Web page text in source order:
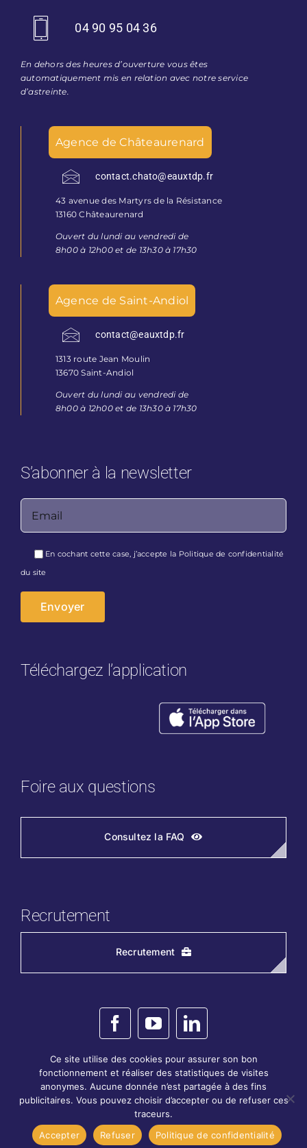
04 90 95 04 36
En dehors des heures d’ouverture vous êtes
automatiquement mis en relation avec notre service
d’astreinte.
Agence de Châteaurenard
contact.chato@eauxtdp.fr
43 avenue des Martyrs de la Résistance
13160 Châteaurenard
Ouvert du lundi au vendredi de
8h00 à 12h00 et de 13h30 à 17h30
Agence de Saint-Andiol
contact@eauxtdp.fr
1313 route Jean Moulin
13670 Saint-Andiol
Ouvert du lundi au vendredi de
8h00 à 12h00 et de 13h30 à 17h30
S’abonner à la newsletter
Veuillez laisser ce champ vide.
En cochant cette case, j’accepte la Politique de confidentialité
du site
Téléchargez l’application
Foire aux questions
Consultez la FAQ
Recrutement
Recrutement
© 2026 Régie des Eaux Terre de Provence
Politique de confidentialité
Accessibilité| Conception Agence 54
Ce site utilise des cookies pour assurer son bon
fonctionnement et réaliser des statistiques de visites
anonymes. Aucune donnée n’est partagée à des fins
publicitaires. Vous pouvez choisir d’accepter ou de refuser ces
traceurs.
Accepter
Refuser Politique de confidentialité